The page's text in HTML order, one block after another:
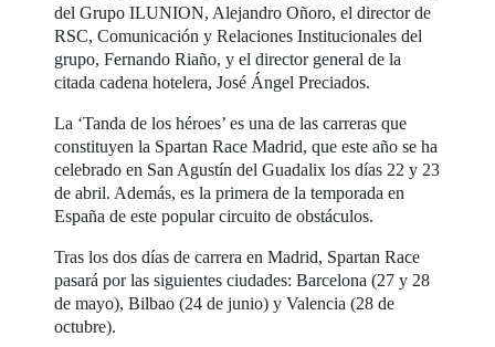
del Grupo ILUNION, Alejandro Oñoro, el director de
RSC, Comunicación y Relaciones Institucionales del
grupo, Fernando Riaño, y el director general de la
citada cadena hotelera, José Ángel Preciados.
La ‘Tanda de los héroes’ es una de las carreras que
constituyen la Spartan Race Madrid, que este año se ha
celebrado en San Agustín del Guadalix los días 22 y 23
de abril. Además, es la primera de la temporada en
España de este popular circuito de obstáculos.
Tras los dos días de carrera en Madrid, Spartan Race
pasará por las siguientes ciudades: Barcelona (27 y 28
de mayo), Bilbao (24 de junio) y Valencia (28 de
octubre).